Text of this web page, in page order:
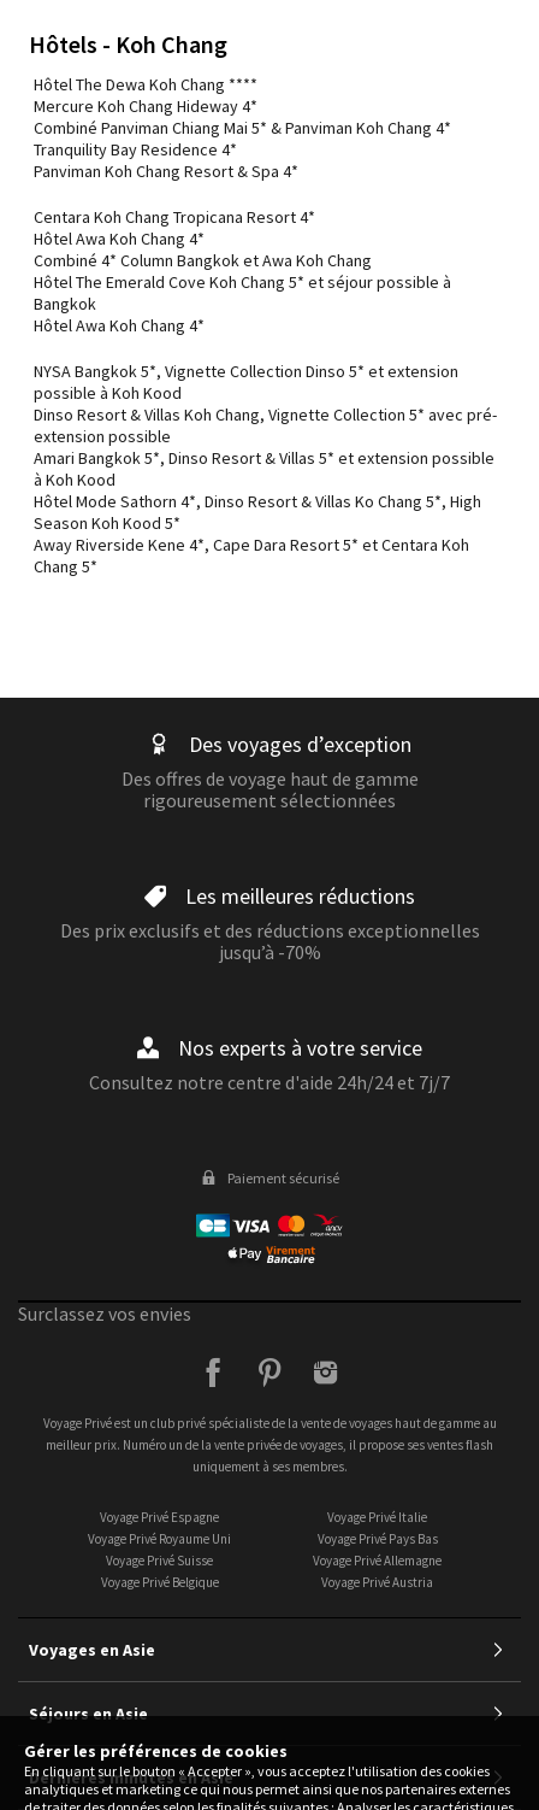
Gérer les préférences de cookies
En cliquant sur le bouton « Accepter », vous acceptez l'utilisation des cookies
analytiques et marketing ce qui nous permet ainsi que nos partenaires externes
Hôtels - Koh Chang
Hôtel The Dewa Koh Chang ****
Mercure Koh Chang Hideway 4*
Combiné Panviman Chiang Mai 5* & Panviman Koh Chang 4*
Tranquility Bay Residence 4*
Panviman Koh Chang Resort & Spa 4*
Centara Koh Chang Tropicana Resort 4*
Hôtel Awa Koh Chang 4*
Combiné 4* Column Bangkok et Awa Koh Chang
Hôtel The Emerald Cove Koh Chang 5* et séjour possible à
Bangkok
Hôtel Awa Koh Chang 4*
NYSA Bangkok 5*, Vignette Collection Dinso 5* et extension
possible à Koh Kood
Dinso Resort & Villas Koh Chang, Vignette Collection 5* avec pré-
extension possible
Amari Bangkok 5*, Dinso Resort & Villas 5* et extension possible
à Koh Kood
Hôtel Mode Sathorn 4*, Dinso Resort & Villas Ko Chang 5*, High
Season Koh Kood 5*
Away Riverside Kene 4*, Cape Dara Resort 5* et Centara Koh
Chang 5*
Des voyages d’exception
Des offres de voyage haut de gamme
rigoureusement sélectionnées
Les meilleures réductions
Des prix exclusifs et des réductions exceptionnelles
jusqu’à -70%
Nos experts à votre service
Consultez notre centre d'aide 24h/24 et 7j/7
Paiement sécurisé
Surclassez vos envies
Voyage Privé est un club privé spécialiste de la vente de voyages haut de gamme au
meilleur prix. Numéro un de la vente privée de voyages, il propose ses ventes flash
uniquement à ses membres.
Voyage Privé Espagne
Voyage Privé Italie
Voyage Privé Royaume Uni
Voyage Privé Pays Bas
Voyage Privé Suisse
Voyage Privé Allemagne
Voyage Privé Belgique
Voyage Privé Austria
Voyages en Asie
Séjours en Asie
Dernières minutes en Asie